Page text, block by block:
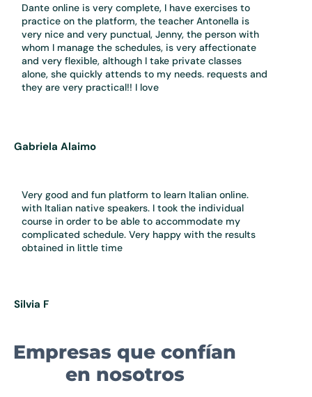
Dante online is very complete, I have exercises to
practice on the platform, the teacher Antonella is
very nice and very punctual, Jenny, the person with
whom I manage the schedules, is very affectionate
and very flexible, although I take private classes
alone, she quickly attends to my needs. requests and
they are very practical!! I love
Gabriela Alaimo
Very good and fun platform to learn Italian online.
with Italian native speakers. I took the individual
course in order to be able to accommodate my
complicated schedule. Very happy with the results
obtained in little time
Silvia F
Empresas que confían
en nosotros